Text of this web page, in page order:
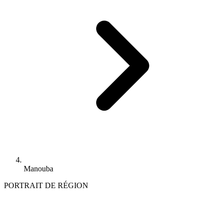
Manouba
PORTRAIT DE RÉGION